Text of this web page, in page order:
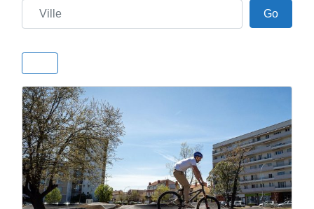
Ville GoGo